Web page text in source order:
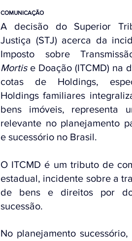
COMUNICAÇÃO
A decisão do Superior
Justiça (STJ) acerca da
Mortis e Doação (ITCMD) na
cotas de Holdings,
Holdings familiares
bens imóveis, representa
relevante no planejamento
e sucessório no Brasil.
O ITCMD é um tributo de
estadual, incidente sobre a
de bens e direitos por
sucessão.
No planejamento sucessório,